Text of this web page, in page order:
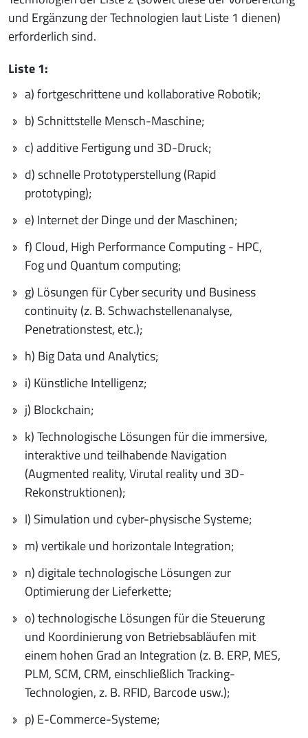
und Ergänzung der Technologien laut Liste 1 dienen)
erforderlich sind.
Liste 1:
a) fortgeschrittene und kollaborative Robotik;
b) Schnittstelle Mensch-Maschine;
c) additive Fertigung und 3D-Druck;
d) schnelle Prototyperstellung (Rapid
prototyping);
e) Internet der Dinge und der Maschinen;
f) Cloud, High Performance Computing - HPC,
Fog und Quantum computing;
g) Lösungen für Cyber security und Business
continuity (z. B. Schwachstellenanalyse,
Penetrationstest, etc.);
h) Big Data und Analytics;
i) Künstliche Intelligenz;
j) Blockchain;
k) Technologische Lösungen für die immersive,
interaktive und teilhabende Navigation
(Augmented reality, Virutal reality und 3D-
Rekonstruktionen);
l) Simulation und cyber-physische Systeme;
m) vertikale und horizontale Integration;
n) digitale technologische Lösungen zur
Optimierung der Lieferkette;
o) technologische Lösungen für die Steuerung
und Koordinierung von Betriebsabläufen mit
einem hohen Grad an Integration (z. B. ERP, MES,
PLM, SCM, CRM, einschließlich Tracking-
Technologien, z. B. RFID, Barcode usw.);
p) E-Commerce-Systeme;